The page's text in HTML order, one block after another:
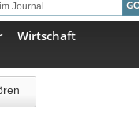
Wirtschaft